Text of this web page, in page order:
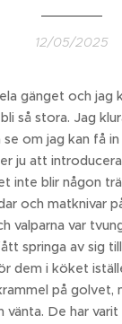
12/05/2025
gänget och jag
så stora. Jag
om jag kan få
ju att
inte blir någon
och matknivar
valparna var
springa av sig
dem i köket
på golvet,
vänta. De har